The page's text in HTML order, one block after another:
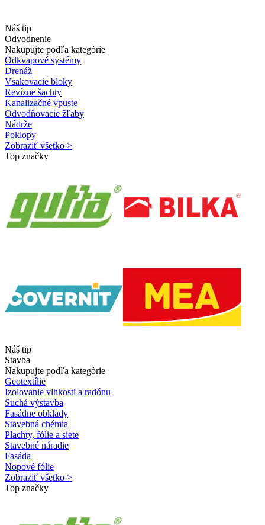
Náš tip
Odvodnenie
Nakupujte podľa kategórie
Odkvapové systémy
Drenáž
Vsakovacie bloky
Revízne šachty
Kanalizačné vpuste
Odvodňovacie žľaby
Nádrže
Poklopy
Zobraziť všetko >
Top značky
Náš tip
Stavba
Nakupujte podľa kategórie
Geotextílie
Izolovanie vlhkosti a radónu
Suchá výstavba
Fasádne obklady
Stavebná chémia
Plachty, fólie a siete
Stavebné náradie
Fasáda
Nopové fólie
Zobraziť všetko >
Top značky